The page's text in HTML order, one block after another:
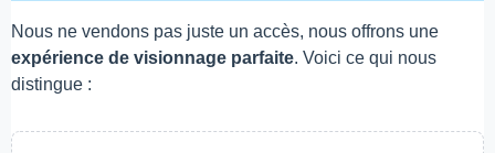
Nous ne vendons pas juste un accès, nous offrons une
expérience de visionnage parfaite. Voici ce qui nous
distingue :